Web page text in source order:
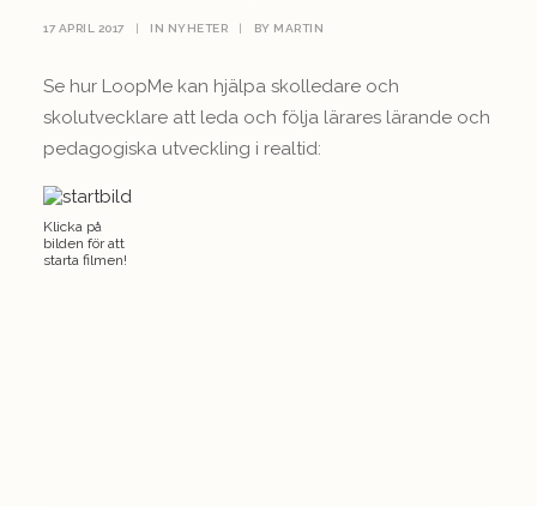
17 APRIL 2017 | IN NYHETER | BY MARTIN
Se hur LoopMe kan hjälpa skolledare och
skolutvecklare att leda och följa lärares lärande och
pedagogiska utveckling i realtid:
Klicka på
bilden för att
starta filmen!